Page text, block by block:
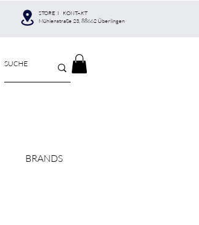
STORE I KONTAKT
Mühlenstraße 23, 88662 Überlingen
BRANDS